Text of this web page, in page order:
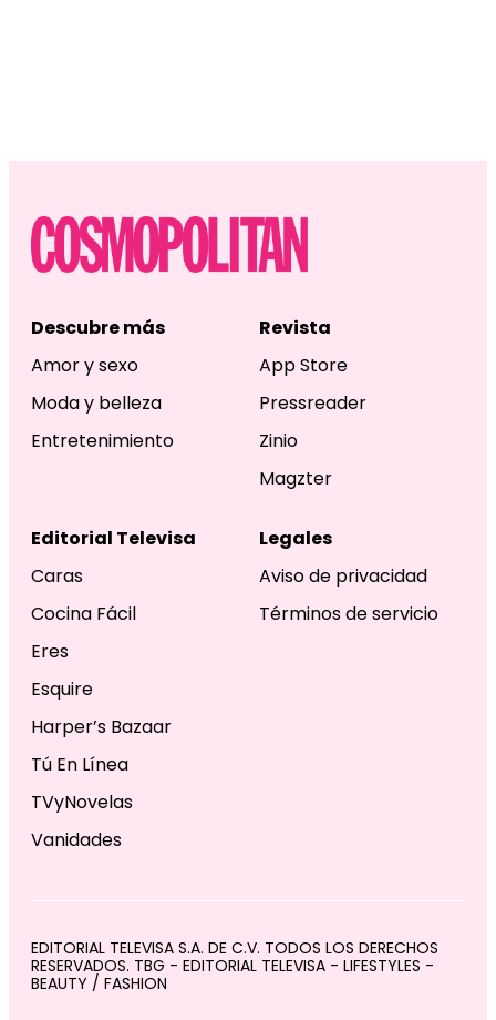
Descubre más
Amor y sexo
Moda y belleza
Entretenimiento
Revista
App Store
Pressreader
Zinio
Magzter
Editorial Televisa
Caras
Cocina Fácil
Eres
Esquire
Harper’s Bazaar
Tú En Línea
TVyNovelas
Vanidades
Legales
Aviso de privacidad
Términos de servicio
EDITORIAL TELEVISA S.A. DE C.V. TODOS LOS DERECHOS
RESERVADOS. TBG - EDITORIAL TELEVISA - LIFESTYLES -
BEAUTY / FASHION